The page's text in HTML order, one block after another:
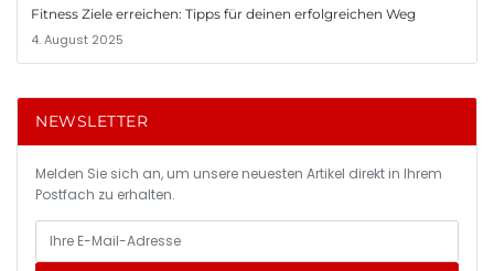
Fitness Ziele erreichen: Tipps für deinen erfolgreichen Weg
4. August 2025
NEWSLETTER
Melden Sie sich an, um unsere neuesten Artikel direkt in Ihrem
Postfach zu erhalten.